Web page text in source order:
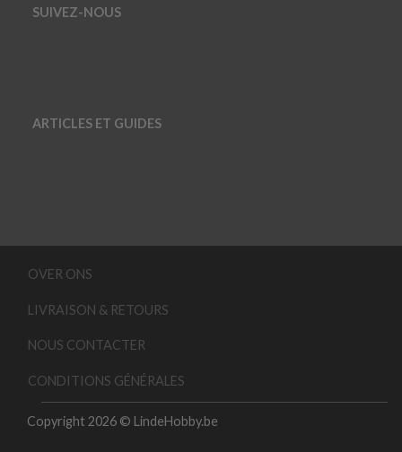
SUIVEZ-NOUS
ARTICLES ET GUIDES
OVER ONS
LIVRAISON & RETOURS
NOUS CONTACTER
CONDITIONS GÉNÉRALES
Copyright 2026 © LindeHobby.be